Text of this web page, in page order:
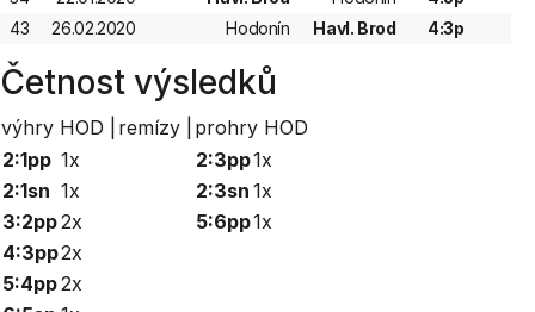
43
26.02.2020 Hodonín Havl. Brod 4:3p
Četnost výsledků
výhry HOD | remízy |
prohry HOD
2:1pp 1x
2:1sn 1x
3:2pp2x
4:3pp2x
5:4pp2x
2:3pp1x
2:3sn 1x
5:6pp1x